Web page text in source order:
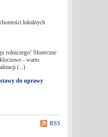
lokalnych
rolniczego! Skuteczne
- warto
(...)
do uprawy
RSS